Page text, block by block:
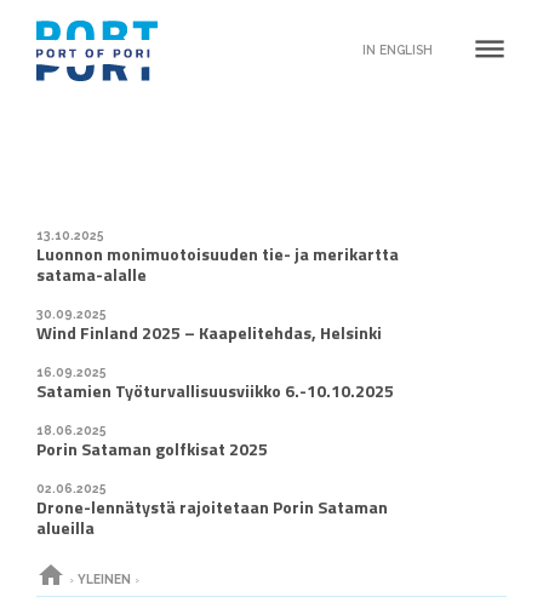
IN ENGLISH dehaze
13.10.2025
Luonnon monimuotoisuuden tie- ja merikartta
satama-alalle
30.09.2025
Wind Finland 2025 – Kaapelitehdas, Helsinki
16.09.2025
Satamien Työturvallisuusviikko 6.-10.10.2025
18.06.2025
Porin Sataman golfkisat 2025
02.06.2025
Drone-lennätystä rajoitetaan Porin Sataman
alueilla
home › YLEINEN ›